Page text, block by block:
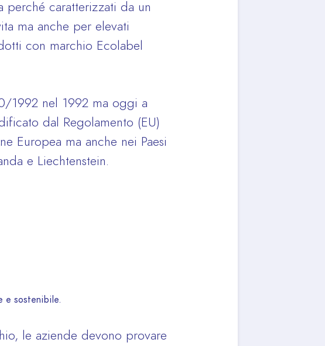
caratterizzati da un
ma anche per elevati
con marchio Ecolabel
1992 nel 1992 ma oggi a
dal Regolamento (EU)
Europea ma anche nei Paesi
e Liechtenstein.
e sostenibile.
le aziende devono provare